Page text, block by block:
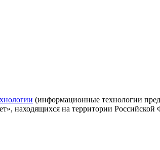
(информационные технологии
находящихся на территории Российской